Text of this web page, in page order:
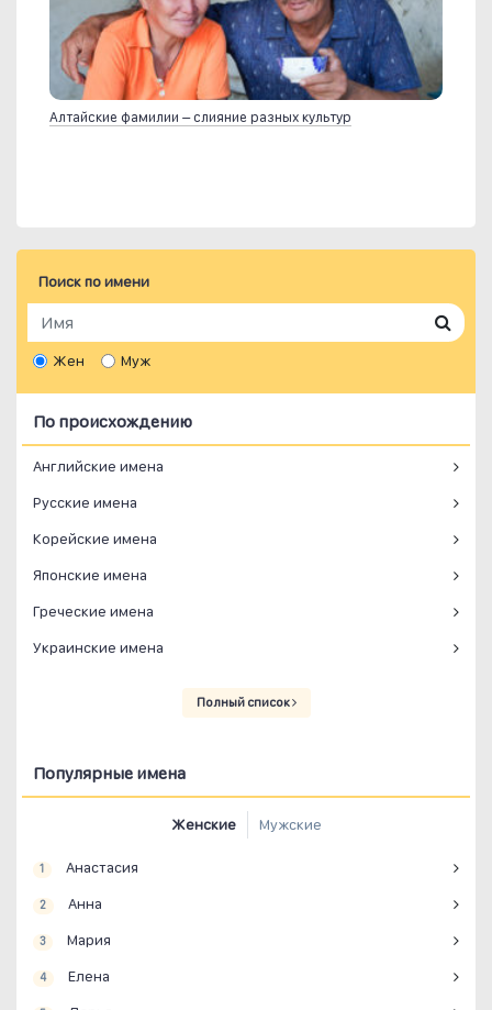
Алтайские фамилии – слияние разных культур
Поиск по имени
Жен Муж
По происхождению
Английские имена
Русские имена
Корейские имена
Японские имена
Греческие имена
Украинские имена
Полный список
Популярные имена
Женские Мужские
1 Анастасия
2 Анна
3 Мария
4 Елена